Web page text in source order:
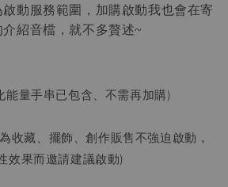
動服務範圍，加購啟動我也會在寄
紹音檔，就不多贅述~
能量手串已包含、不需再加購)
收藏、擺飾、創作販售不強迫啟動，
效果而邀請建議啟動)